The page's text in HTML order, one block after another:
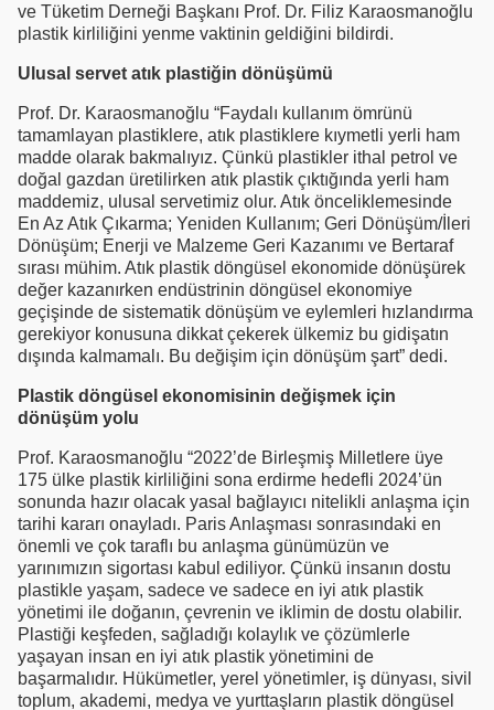
ve Tüketim Derneği Başkanı Prof. Dr. Filiz Karaosmanoğlu
plastik kirliliğini yenme vaktinin geldiğini bildirdi.
Ulusal servet atık plastiğin dönüşümü
Prof. Dr. Karaosmanoğlu “Faydalı kullanım ömrünü
tamamlayan plastiklere, atık plastiklere kıymetli yerli ham
madde olarak bakmalıyız. Çünkü plastikler ithal petrol ve
doğal gazdan üretilirken atık plastik çıktığında yerli ham
maddemiz, ulusal servetimiz olur. Atık önceliklemesinde
En Az Atık Çıkarma; Yeniden Kullanım; Geri Dönüşüm/İleri
Dönüşüm; Enerji ve Malzeme Geri Kazanımı ve Bertaraf
sırası mühim. Atık plastik döngüsel ekonomide dönüşürek
değer kazanırken endüstrinin döngüsel ekonomiye
geçişinde de sistematik dönüşüm ve eylemleri hızlandırma
gerekiyor konusuna dikkat çekerek ülkemiz bu gidişatın
dışında kalmamalı. Bu değişim için dönüşüm şart” dedi.
Plastik döngüsel ekonomisinin değişmek için
dönüşüm yolu
Prof. Karaosmanoğlu “2022’de Birleşmiş Milletlere üye
175 ülke plastik kirliliğini sona erdirme hedefli 2024’ün
sonunda hazır olacak yasal bağlayıcı nitelikli anlaşma için
tarihi kararı onayladı. Paris Anlaşması sonrasındaki en
önemli ve çok taraflı bu anlaşma günümüzün ve
yarınımızın sigortası kabul ediliyor. Çünkü insanın dostu
plastikle yaşam, sadece ve sadece en iyi atık plastik
yönetimi ile doğanın, çevrenin ve iklimin de dostu olabilir.
Plastiği keşfeden, sağladığı kolaylık ve çözümlerle
yaşayan insan en iyi atık plastik yönetimini de
başarmalıdır. Hükümetler, yerel yönetimler, iş dünyası, sivil
toplum, akademi, medya ve yurttaşların plastik döngüsel